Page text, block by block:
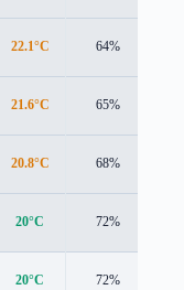
22.1°C 64%
21.6°C 65%
20.8°C 68%
20°C 72%
20°C 72%